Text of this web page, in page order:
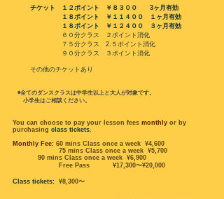
チケット
１２ポイント ￥８３００ 3ヶ月有効
１８ポイント ￥１１４００ １ヶ月有効
１８ポイント ￥１２４００ ３ヶ月有効
６０分クラス ２ポイント消化
７５分クラス 2.５ポイント消化
９０分クラス ３ポイント消化
​ その他のチケットあり
◉全てのダンスクラスは中学生以上と大人が対象です。
小学生はご相談ください。
You can choose to pay your lesson fees monthly or by
purchasing class tickets.
Monthly Fee: 60 mins Class once a week ¥4,600
75 mins Class once a week ¥5,700
90 mins Class once a week ¥6,900
Free Pass ¥17,300〜¥20,000
Class tickets: ¥8,300〜